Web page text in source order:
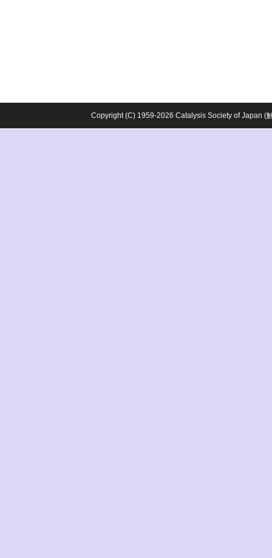
Copyright (C) 1959-2026 Catalysis Society of Japan (